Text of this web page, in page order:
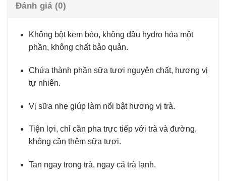
Đánh giá (0)
Không bột kem béo, không dầu hydro hóa một
phần, không chất bảo quản.
Chứa thành phần sữa tươi nguyên chất, hương vị
tự nhiên.
Vị sữa nhẹ giúp làm nổi bật hương vị trà.
Tiện lợi, chỉ cần pha trực tiếp với trà và đường,
không cần thêm sữa tươi.
Tan ngay trong trà, ngay cả trà lạnh.